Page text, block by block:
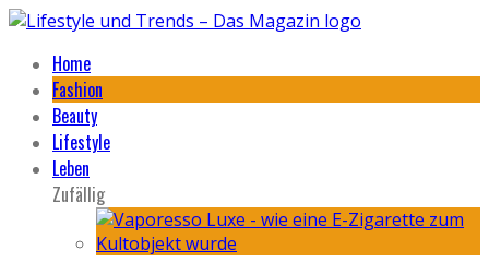
Home
Fashion
Beauty
Lifestyle
Leben
Zufällig